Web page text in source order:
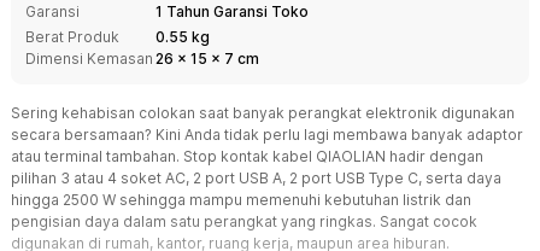
Garansi
1 Tahun Garansi Toko
Berat Produk
0.55 kg
Dimensi Kemasan 26 x 15 x 7 cm
Sering kehabisan colokan saat banyak perangkat elektronik digunakan
secara bersamaan? Kini Anda tidak perlu lagi membawa banyak adaptor
atau terminal tambahan. Stop kontak kabel QIAOLIAN hadir dengan
pilihan 3 atau 4 soket AC, 2 port USB A, 2 port USB Type C, serta daya
hingga 2500 W sehingga mampu memenuhi kebutuhan listrik dan
pengisian daya dalam satu perangkat yang ringkas. Sangat cocok
digunakan di rumah, kantor, ruang kerja, maupun area hiburan.